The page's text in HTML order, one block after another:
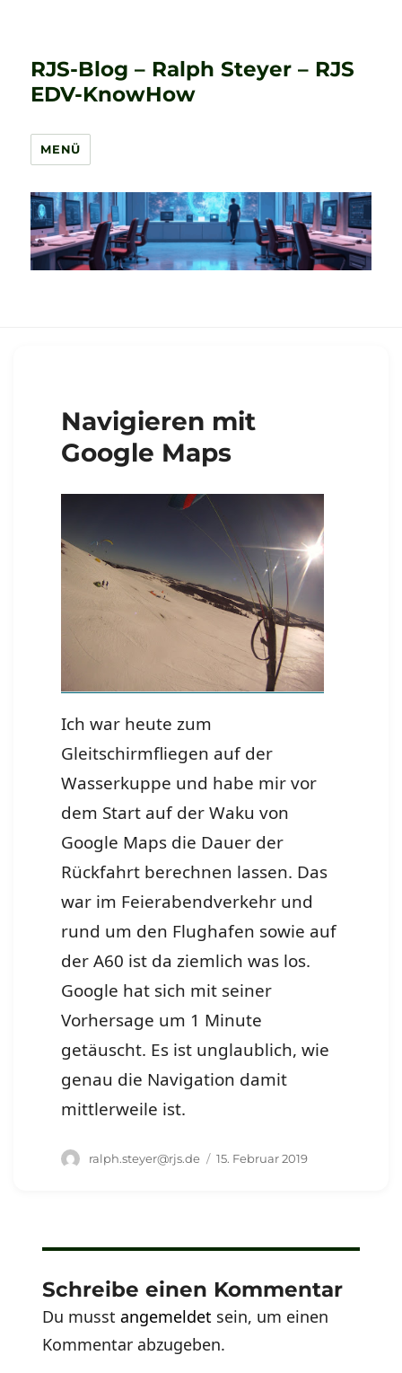
RJS-Blog – Ralph Steyer – RJS
EDV-KnowHow
MENÜ
Navigieren mit
Google Maps
Ich war heute zum
Gleitschirmfliegen auf der
Wasserkuppe und habe mir vor
dem Start auf der Waku von
Google Maps die Dauer der
Rückfahrt berechnen lassen. Das
war im Feierabendverkehr und
rund um den Flughafen sowie auf
der A60 ist da ziemlich was los.
Google hat sich mit seiner
Vorhersage um 1 Minute
getäuscht. Es ist unglaublich, wie
genau die Navigation damit
mittlerweile ist.
Autor
ralph.steyer@rjs.de
Veröffentlicht
15. Februar 2019
Schreibe einen Kommentar
Du musstangemeldet sein, um einen
Kommentar abzugeben.